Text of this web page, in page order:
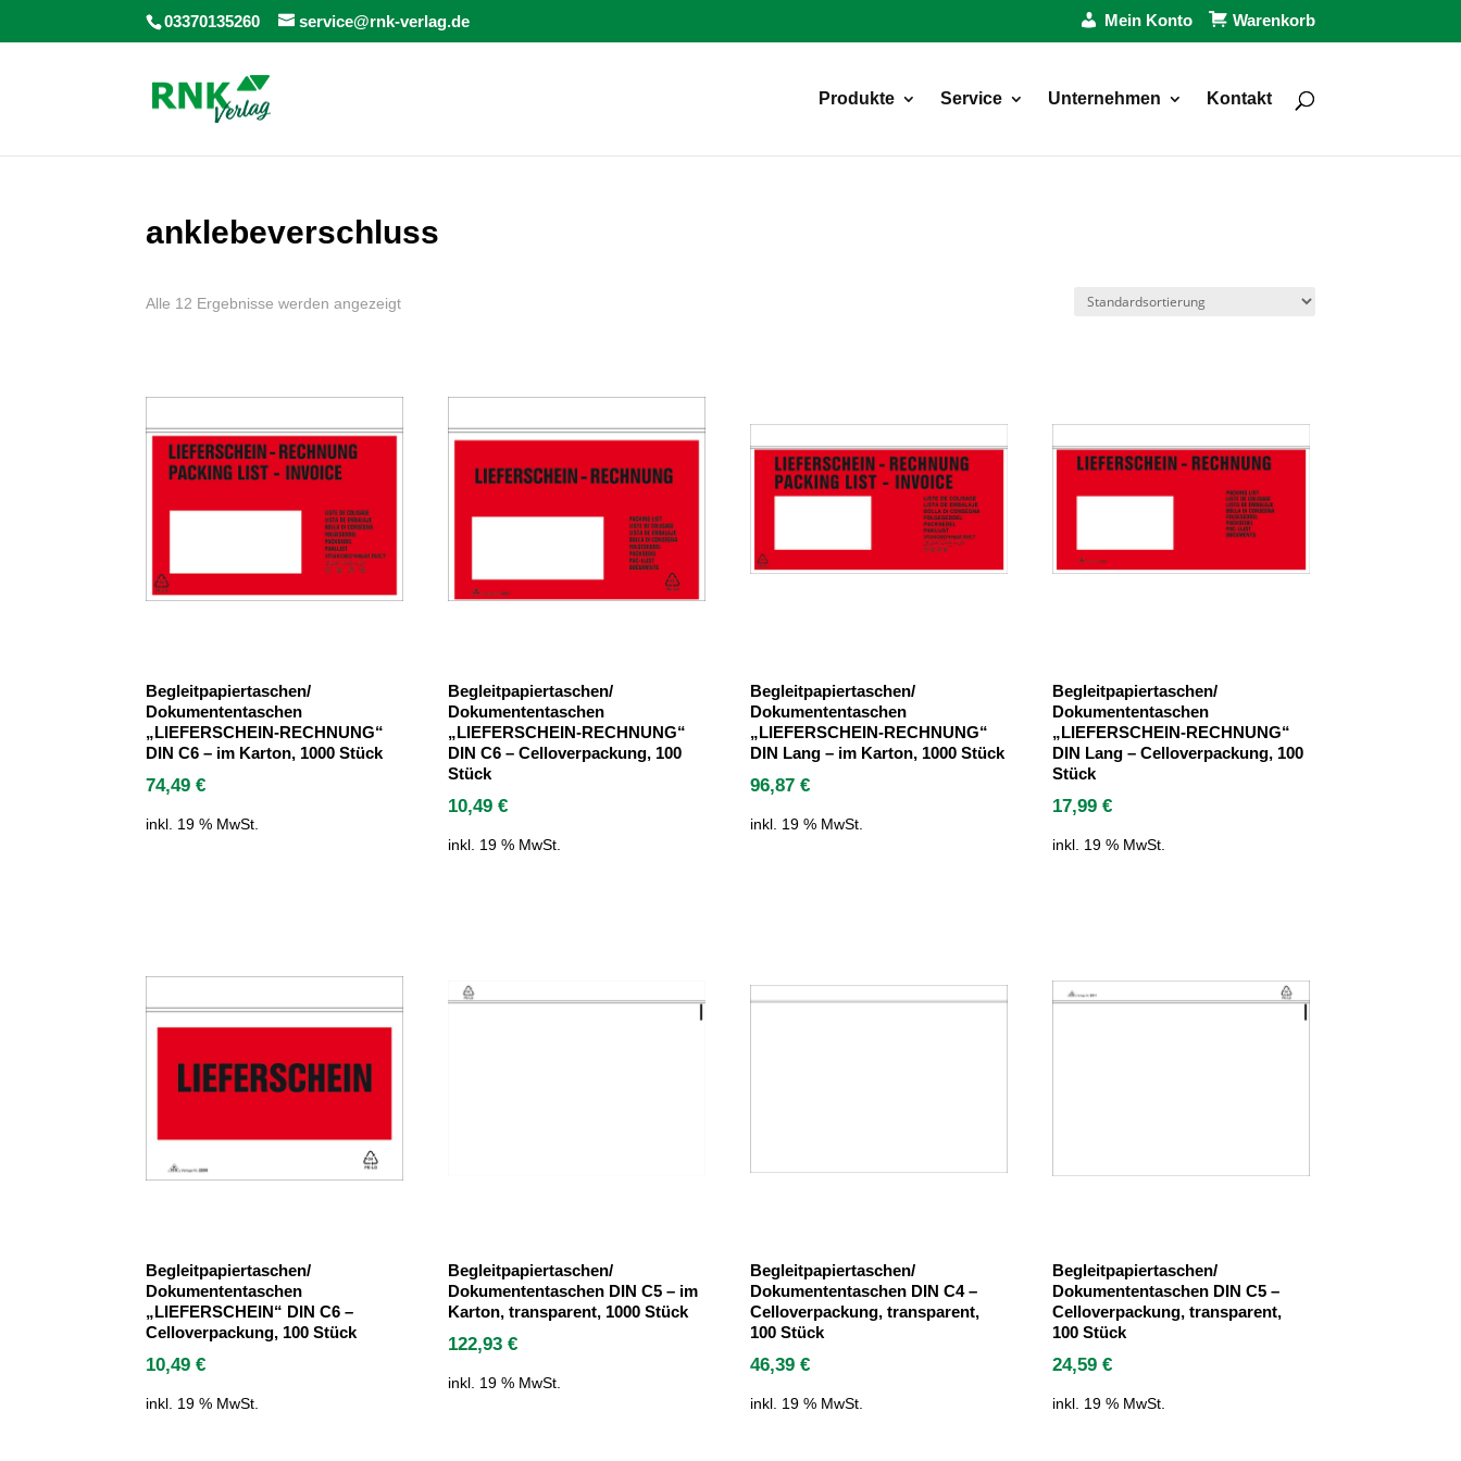
03370135260 service@rnk-verlag.de Mein Konto Warenkorb
Produkte Service Unternehmen Kontakt
anklebeverschluss
Alle 12 Ergebnisse werden angezeigt
Begleitpapiertaschen/
Dokumententaschen
„LIEFERSCHEIN-RECHNUNG“
DIN C6 – im Karton, 1000 Stück
74,49€
inkl. 19 % MwSt.
Begleitpapiertaschen/
Dokumententaschen
„LIEFERSCHEIN-RECHNUNG“
DIN C6 – Celloverpackung, 100
Stück
10,49€
inkl. 19 % MwSt.
Begleitpapiertaschen/
Dokumententaschen
„LIEFERSCHEIN-RECHNUNG“
DIN Lang – im Karton, 1000 Stück
96,87€
inkl. 19 % MwSt.
Begleitpapiertaschen/
Dokumententaschen
„LIEFERSCHEIN-RECHNUNG“
DIN Lang – Celloverpackung, 100
Stück
17,99€
inkl. 19 % MwSt.
Begleitpapiertaschen/
Dokumententaschen
„LIEFERSCHEIN“ DIN C6 –
Celloverpackung, 100 Stück
10,49€
inkl. 19 % MwSt.
Begleitpapiertaschen/
Dokumententaschen DIN C5 – im
Karton, transparent, 1000 Stück
122,93€
inkl. 19 % MwSt.
Begleitpapiertaschen/
Dokumententaschen DIN C4 –
Celloverpackung, transparent,
100 Stück
46,39€
inkl. 19 % MwSt.
Begleitpapiertaschen/
Dokumententaschen DIN C5 –
Celloverpackung, transparent,
100 Stück
24,59€
inkl. 19 % MwSt.